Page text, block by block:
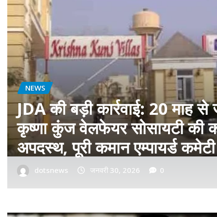
बॉलीवुड
फ़िल्म ‘सागवान’ का प्रीमियर
रीयल सिंघम ने बॉलीवुड में मारी
dotsnews जनवरी 14, 2026 0